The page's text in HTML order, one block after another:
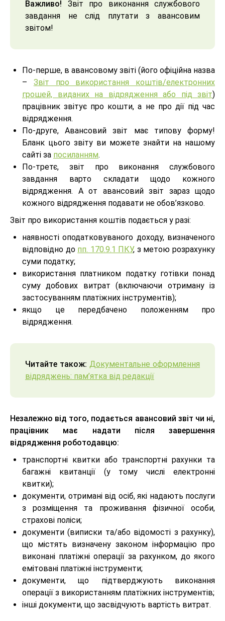
Важливо! Звіт про виконання службового
завдання не слід плутати з авансовим
звітом!
По-перше, в авансовому звіті (його офіційна назва
– Звіт про використання коштів/електронних
грошей, виданих на відрядження або під звіт)
працівник звітує про кошти, а не про дії під час
відрядження.
По-друге, Авансовий звіт має типову форму!
Бланк цього звіту ви можете знайти на нашому
сайті за посиланням.
По-третє, звіт про виконання службового
завдання варто складати щодо кожного
відрядження. А от авансовий звіт зараз щодо
кожного відрядження подавати не обов’язково.
Звіт про використання коштів подається у разі:
наявності оподатковуваного доходу, визначеного
відповідно до пп. 170.9.1 ПКУ, з метою розрахунку
суми податку;
використання платником податку готівки понад
суму добових витрат (включаючи отриману із
застосуванням платіжних інструментів);
якщо це передбачено положенням про
відрядження.
Читайте також: Документальне оформлення
відряджень: пам’ятка від редакції
Незалежно від того, подається авансовий звіт чи ні,
працівник має надати після завершення
відрядження роботодавцю:
транспортні квитки або транспортні рахунки та
багажні квитанції (у тому числі електронні
квитки);
документи, отримані від осіб, які надають послуги
з розміщення та проживання фізичної особи,
страхові поліси;
документи (виписки та/або відомості з рахунку),
що містять визначену законом інформацію про
виконані платіжні операції за рахунком, до якого
емітовані платіжні інструменти;
документи, що підтверджують виконання
операції з використанням платіжних інструментів;
інші документи, що засвідчують вартість витрат.